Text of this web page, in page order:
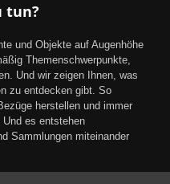
tun?
und Objekte auf Augenhöhe
Themenschwerpunkte,
Und wir zeigen Ihnen, was
zu entdecken gibt. So
herstellen und immer
Und es entstehen
Sammlungen miteinander